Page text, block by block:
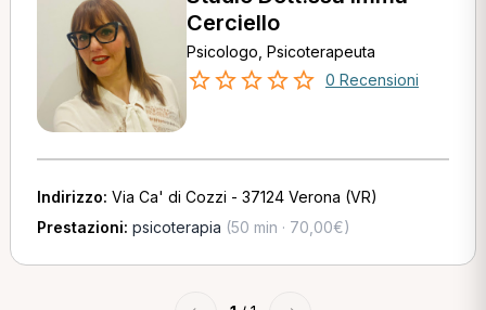
Cerciello
Psicologo, Psicoterapeuta
0 Recensioni
Indirizzo: Via Ca' di Cozzi - 37124 Verona (VR)
Prestazioni: psicoterapia (50 min · 70,00€)